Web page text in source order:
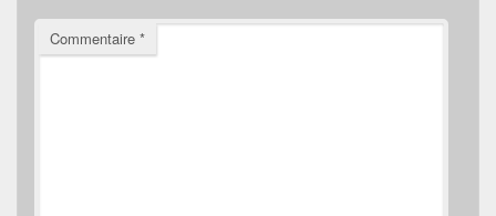
Commentaire *